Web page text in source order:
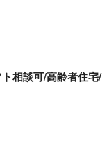
相談可/高齢者住宅/